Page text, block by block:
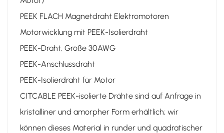
PEEK FLACH Magnetdraht Elektromotoren
Motorwicklung mit PEEK-Isolierdraht
PEEK-Draht, Größe 30AWG
PEEK-Anschlussdraht
PEEK-Isolierdraht für Motor
CITCABLE PEEK-isolierte Drähte sind auf Anfrage in
kristalliner und amorpher Form erhältlich; wir
können dieses Material in runder und quadratischer